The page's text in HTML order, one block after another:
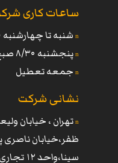
ساعات کاری
n شنبه تا چهارشنبه ٨/٣۰ صبح الی ١٨/۰۰ عصر
n پنجشنبه ٨/٣۰ صبح الی ١٣/٣۰ ظهر
n جمعه تعطیل
نشانی شرکت
n تهران ، خیابان
سینا،واحد ١٢ تجاری